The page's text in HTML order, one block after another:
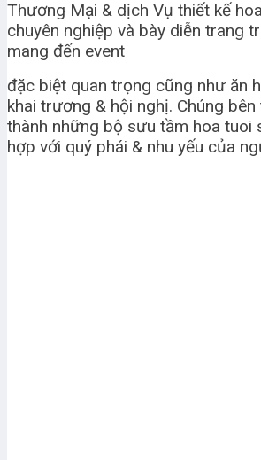
Thương Mại & dịch Vụ thiết kế
chuyên nghiệp và bày diễn trang
mang đến event
đặc biệt quan trọng cũng như ăn
khai trương & hội nghị. Chúng
thành những bộ sưu tầm hoa tuoi
hợp với quý phái & nhu yếu của